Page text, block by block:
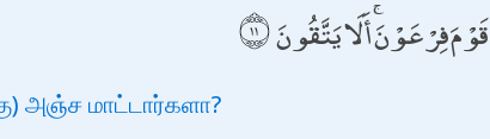
قَوْمَ فِرْعَوْنَ ۚ أَلَا يَتَّقُونَ
அஞ்ச மாட்டார்களா?